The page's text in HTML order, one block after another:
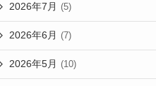
2026年7月 (5)
2026年6月 (7)
2026年5月 (10)